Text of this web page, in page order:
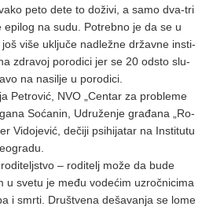
pe­to de­te to do­ži­vi, a sa­mo dva-tri
na su­du. Po­treb­no je da se u
vi­še uklju­če nad­le­žne dr­žav­ne in­sti­
zdra­voj po­ro­di­ci jer se 20 od­sto slu­
na na­si­lje u po­ro­di­ci.
Pe­tro­vić, NVO „Cen­tar za pro­ble­me
So­ća­nin, Udru­že­nje gra­đa­na „Ro­
Vi­do­je­vić, de­či­ji psi­hi­ja­tar na In­sti­tu­tu
– ro­di­telj mo­že da bu­de
u sve­tu je me­đu vo­de­ćim uzroč­ni­ci­ma
i smr­ti. Dru­štve­na de­ša­va­nja se lo­me